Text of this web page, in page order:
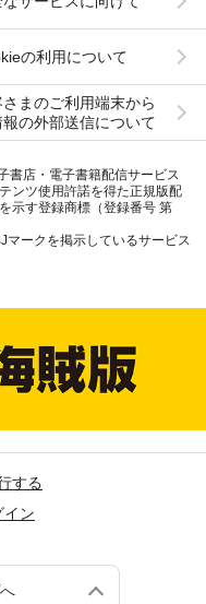
の利用について
さまのご利用端末から
の外部送信について
書店・電子書籍配信サービス
ンツ使用許諾を得た正規版配
示す登録商標（登録番号 第
マークを掲示しているサービス
する
イン